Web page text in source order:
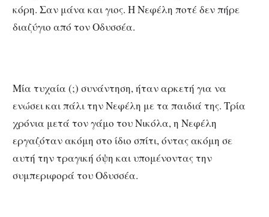
κόρη. Σαν μάνα και γιος. Η Νεφέλη ποτέ δεν πήρε
διαζύγιο από τον Οδυσσέα.
Μία τυχαία (;) συνάντηση, ήταν αρκετή για να
ενώσει και πάλι την Νεφέλη με τα παιδιά της. Τρία
χρόνια μετά τον γάμο του Νικόλα, η Νεφέλη
εργαζόταν ακόμη στο ίδιο σπίτι, όντας ακόμη σε
αυτή την τραγική όψη και υπομένοντας την
συμπεριφορά του Οδυσσέα.